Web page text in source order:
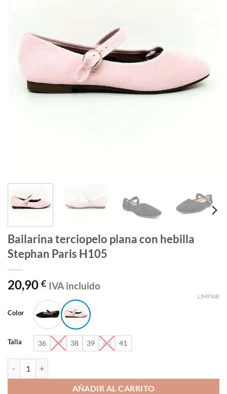
Bailarina terciopelo plana con hebilla
Stephan Paris H105
20,90 € IVA incluido
Color
Talla 36 37 38 39 40 41
LIMPIAR
AÑADIR AL CARRITO